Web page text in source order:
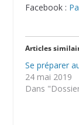
Facebook :
Articles
Se préparer
24 mai 2019
Dans